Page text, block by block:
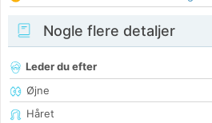
Nogle flere detaljer
Leder du efter
Øjne
Håret